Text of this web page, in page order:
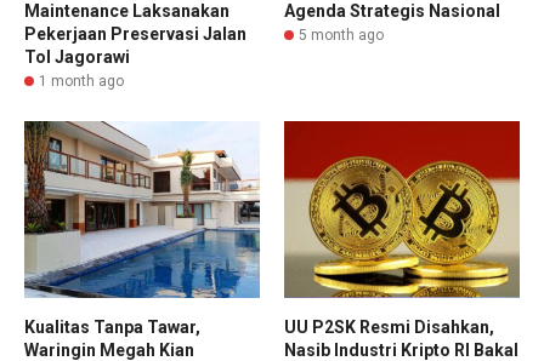
Maintenance Laksanakan
Pekerjaan Preservasi Jalan
Tol Jagorawi
1 month ago
Agenda Strategis Nasional
5 month ago
Kualitas Tanpa Tawar,
Waringin Megah Kian
UU P2SK Resmi Disahkan,
Nasib Industri Kripto RI Bakal